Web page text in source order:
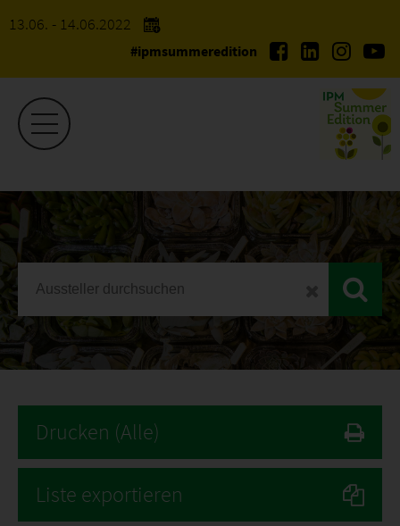
13.06. - 14.06.2022
#ipmsummeredition
Drucken (Alle)
Liste exportieren